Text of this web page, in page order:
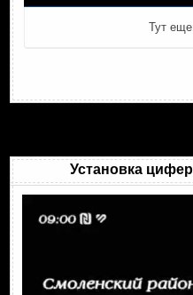
Тут
Установка